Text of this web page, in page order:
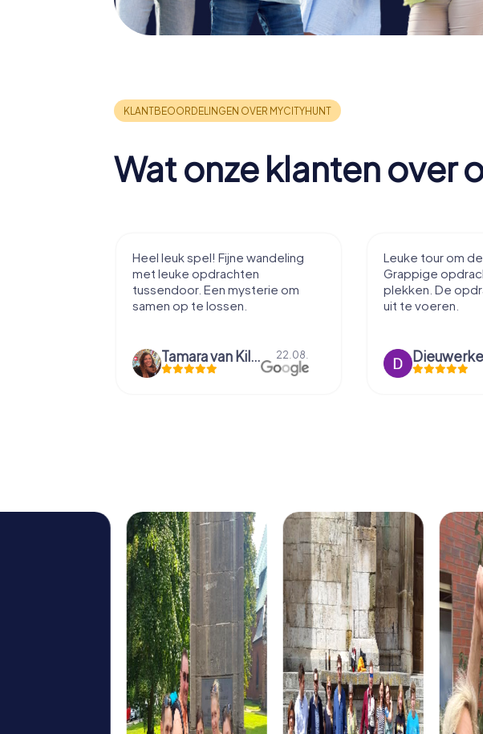
Wat onze klanten over
Heel leuk spel! Fijne wandeling
met leuke opdrachten
tussendoor. Een mysterie om
samen op te lossen.
Tamara van Kilsdonk 22.08.
Leuke tour om
Grappige
plekken. De
uit te voeren.